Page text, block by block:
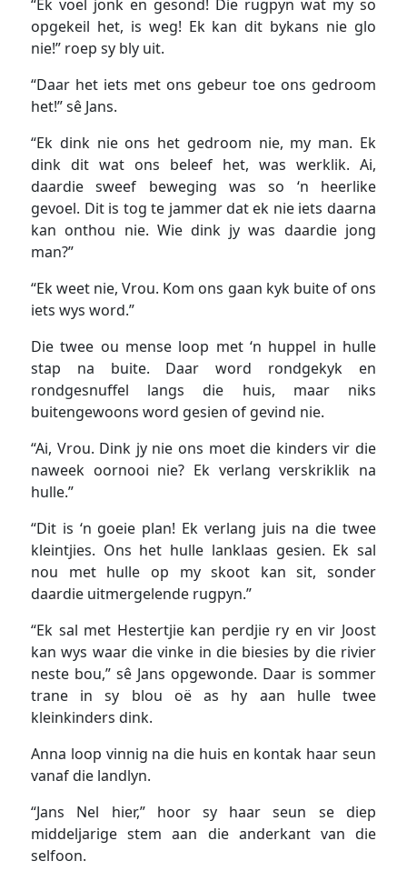
“Ek voel jonk en gesond! Die rugpyn wat my so
opgekeil het, is weg! Ek kan dit bykans nie glo
nie!” roep sy bly uit.
“Daar het iets met ons gebeur toe ons gedroom
het!” sê Jans.
“Ek dink nie ons het gedroom nie, my man. Ek
dink dit wat ons beleef het, was werklik. Ai,
daardie sweef beweging was so ‘n heerlike
gevoel. Dit is tog te jammer dat ek nie iets daarna
kan onthou nie. Wie dink jy was daardie jong
man?”
“Ek weet nie, Vrou. Kom ons gaan kyk buite of ons
iets wys word.”
Die twee ou mense loop met ‘n huppel in hulle
stap na buite. Daar word rondgekyk en
rondgesnuffel langs die huis, maar niks
buitengewoons word gesien of gevind nie.
“Ai, Vrou. Dink jy nie ons moet die kinders vir die
naweek oornooi nie? Ek verlang verskriklik na
hulle.”
“Dit is ‘n goeie plan! Ek verlang juis na die twee
kleintjies. Ons het hulle lanklaas gesien. Ek sal
nou met hulle op my skoot kan sit, sonder
daardie uitmergelende rugpyn.”
“Ek sal met Hestertjie kan perdjie ry en vir Joost
kan wys waar die vinke in die biesies by die rivier
neste bou,” sê Jans opgewonde. Daar is sommer
trane in sy blou oë as hy aan hulle twee
kleinkinders dink.
Anna loop vinnig na die huis en kontak haar seun
vanaf die landlyn.
“Jans Nel hier,” hoor sy haar seun se diep
middeljarige stem aan die anderkant van die
selfoon.